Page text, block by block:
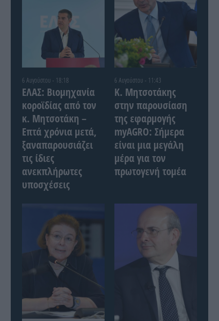
6 Αυγούστου - 18:18
ΕΛΑΣ: Βιομηχανία
κοροϊδίας από τον
κ. Μητσοτάκη –
Επτά χρόνια μετά,
ξαναπαρουσιάζει
τις ίδιες
ανεκπλήρωτες
υποσχέσεις
6 Αυγούστου - 11:43
Κ. Μητσοτάκης
στην παρουσίαση
της εφαρμογής
myAGRO: Σήμερα
είναι μια μεγάλη
μέρα για τον
πρωτογενή τομέα